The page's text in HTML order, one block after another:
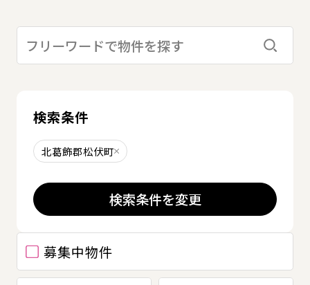
募集中物件
検索す
検索条件
北葛飾郡松伏町削除する
検索条件を変更